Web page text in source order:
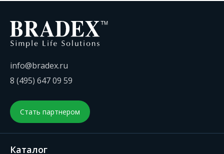
info@bradex.ru
8 (495) 647 09 59
Стать партнером
Каталог